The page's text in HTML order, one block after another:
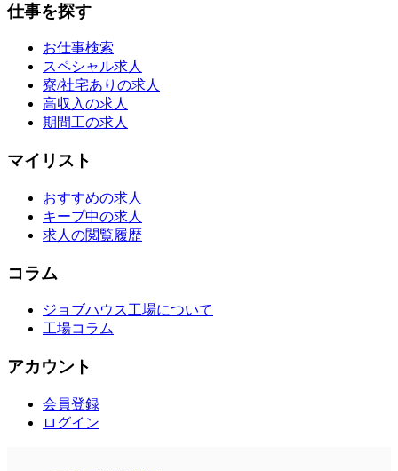
仕事を探す
お仕事検索
スペシャル求人
寮/社宅ありの求人
高収入の求人
期間工の求人
マイリスト
おすすめの求人
キープ中の求人
求人の閲覧履歴
コラム
ジョブハウス工場について
工場コラム
アカウント
会員登録
ログイン